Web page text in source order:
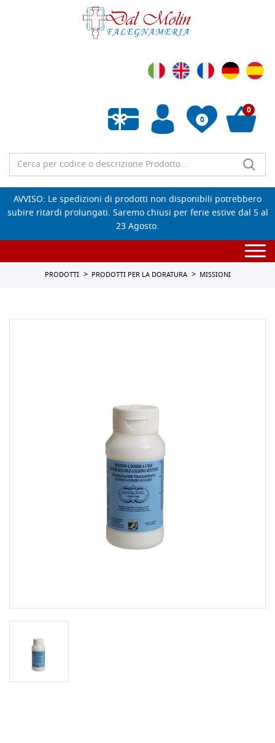
0
Wishlist vuota
0
AVVISO: Le spedizioni di prodotti non disponibili potrebbero
subire ritardi prolungati. Saremo chiusi per ferie estive dal 5 al
23 Agosto.
PRODOTTI PRODOTTI PER LA DORATURA MISSIONI